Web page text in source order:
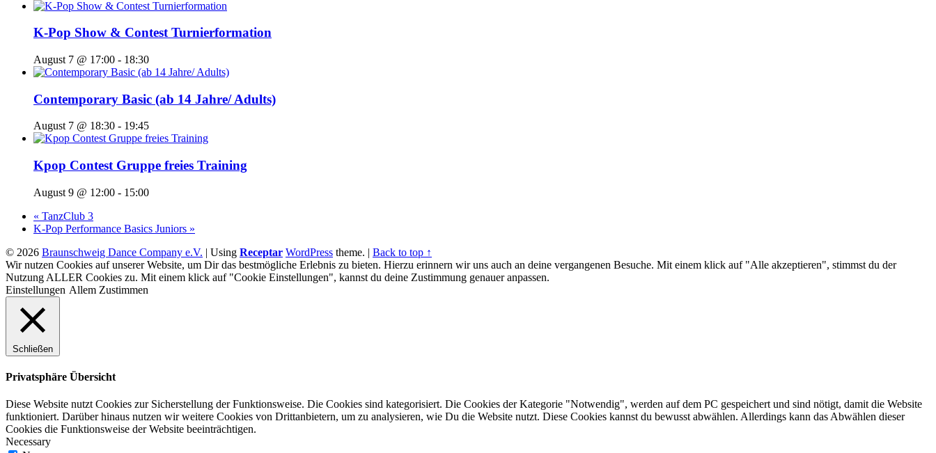
K-Pop Show & Contest Turnierformation
August 7 @ 17:00 - 18:30
Contemporary Basic (ab 14 Jahre/ Adults)
August 7 @ 18:30 - 19:45
Kpop Contest Gruppe freies Training
August 9 @ 12:00 - 15:00
« TanzClub 3
K-Pop Performance Basics Juniors »
© 2026 Braunschweig Dance Company e.V. | Using Receptar WordPress theme. | Back to top ↑
Wir nutzen Cookies auf unserer Website, um Dir das bestmögliche Erlebnis zu bieten. Hierzu erinnern wir uns auch an deine vergangenen Besuche. Mit einem klick auf "Alle akzeptieren", stimmst du der
Nutzung ALLER Cookies zu. Mit einem klick auf "Cookie Einstellungen", kannst du deine Zustimmung genauer anpassen.
Einstellungen Allem Zustimmen
Schließen
Privatsphäre Übersicht
Diese Website nutzt Cookies zur Sicherstellung der Funktionsweise. Die Cookies sind kategorisiert. Die Cookies der Kategorie "Notwendig", werden auf dem PC gespeichert und sind nötigt, damit die Website
funktioniert. Darüber hinaus nutzen wir weitere Cookies von Drittanbietern, um zu analysieren, wie Du die Website nutzt. Diese Cookies kannst du bewusst abwählen. Allerdings kann das Abwählen dieser
Cookies die Funktionsweise der Website beeinträchtigen.
Necessary